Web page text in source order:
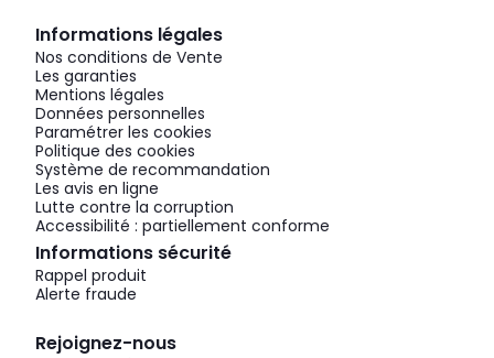
Informations légales
Nos conditions de Vente
Les garanties
Mentions légales
Données personnelles
Paramétrer les cookies
Politique des cookies
Système de recommandation
Les avis en ligne
Lutte contre la corruption
Accessibilité : partiellement conforme
Informations sécurité
Rappel produit
Alerte fraude
Rejoignez-nous